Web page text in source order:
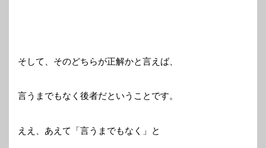
そして、そのどちらが正解かと言えば、
言うまでもなく後者だということです。
ええ、あえて「言うまでもなく」と